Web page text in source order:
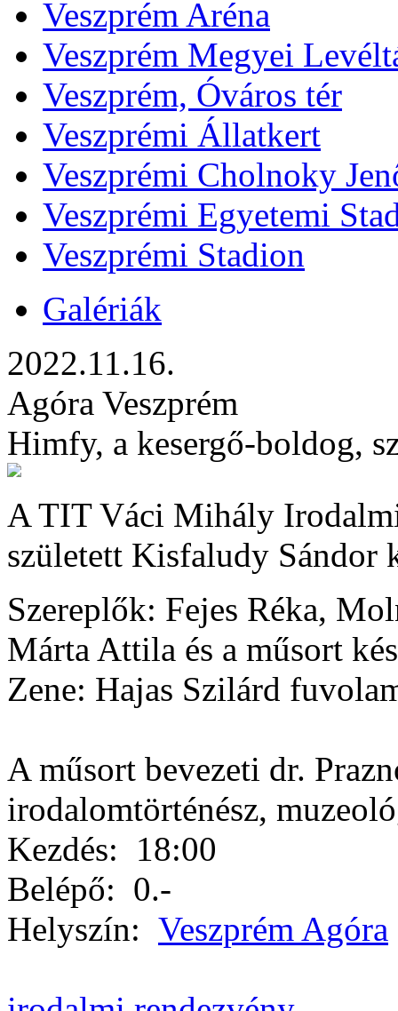
Veszprém Aréna
Veszprém Megyei
Veszprém, Óváros tér
Veszprémi Állatkert
Veszprémi Cholnoky
Veszprémi Egyetemi
Veszprémi Stadion
Galériák
2022.11.16.
Agóra Veszprém
Himfy, a kesergő-boldog,
A TIT Váci Mihály Irodalmi
született Kisfaludy Sándor
Szereplők: Fejes Réka,
Márta Attila és a műsort
Zene: Hajas Szilárd
A műsort bevezeti dr.
irodalomtörténész,
Kezdés: 18:00
Belépő: 0.-
Helyszín: Veszprém Agóra